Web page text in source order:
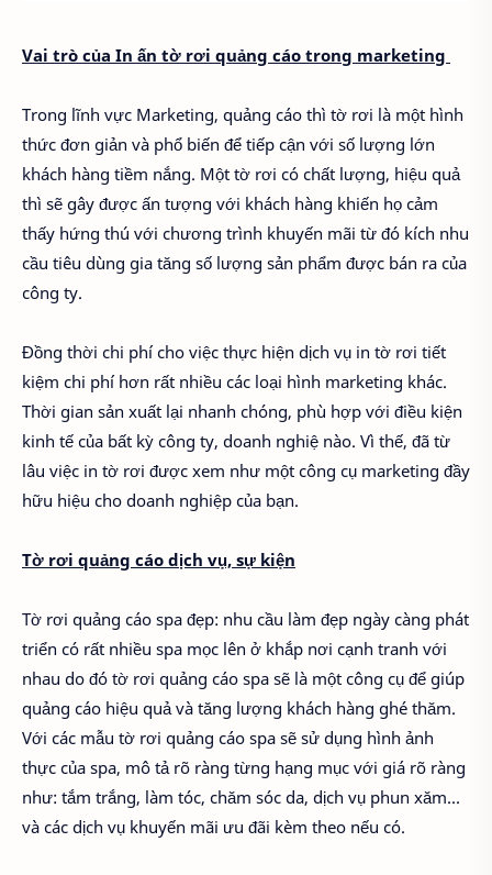
Vai trò của In ấn tờ rơi quảng cáo trong marketing
Trong lĩnh vực Marketing, quảng cáo thì tờ rơi là một hình
thức đơn giản và phổ biến để tiếp cận với số lượng lớn
khách hàng tiềm nắng. Một tờ rơi có chất lượng, hiệu quả
thì sẽ gây được ấn tượng với khách hàng khiến họ cảm
thấy hứng thú với chương trình khuyến mãi từ đó kích nhu
cầu tiêu dùng gia tăng số lượng sản phẩm được bán ra của
công ty.
Đồng thời chi phí cho việc thực hiện dịch vụ in tờ rơi tiết
kiệm chi phí hơn rất nhiều các loại hình marketing khác.
Thời gian sản xuất lại nhanh chóng, phù hợp với điều kiện
kinh tế của bất kỳ công ty, doanh nghiệ nào. Vì thế, đã từ
lâu việc in tờ rơi được xem như một công cụ marketing đầy
hữu hiệu cho doanh nghiệp của bạn.
Tờ rơi quảng cáo dịch vụ, sự kiện
Tờ rơi quảng cáo spa đẹp: nhu cầu làm đẹp ngày càng phát
triển có rất nhiều spa mọc lên ở khắp nơi cạnh tranh với
nhau do đó tờ rơi quảng cáo spa sẽ là một công cụ để giúp
quảng cáo hiệu quả và tăng lượng khách hàng ghé thăm.
Với các mẫu tờ rơi quảng cáo spa sẽ sử dụng hình ảnh
thực của spa, mô tả rõ ràng từng hạng mục với giá rõ ràng
như: tắm trắng, làm tóc, chăm sóc da, dịch vụ phun xăm...
và các dịch vụ khuyến mãi ưu đãi kèm theo nếu có.